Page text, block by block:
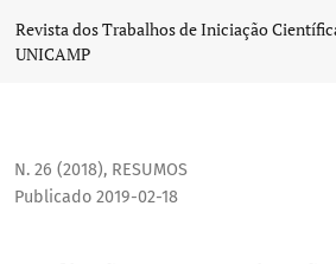
Avaliação e categorização de
Revista dos Trabalhos de Iniciação
UNICAMP
N. 26 (2018), RESUMOS
Publicado 2019-02-18